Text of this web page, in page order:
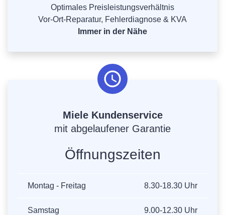
Optimales Preisleistungsverhältnis
Vor-Ort-Reparatur, Fehlerdiagnose & KVA
Immer in der Nähe
Miele Kundenservice
mit abgelaufener Garantie
Öffnungszeiten
Montag - Freitag 8.30-18.30 Uhr
Samstag 9.00-12.30 Uhr